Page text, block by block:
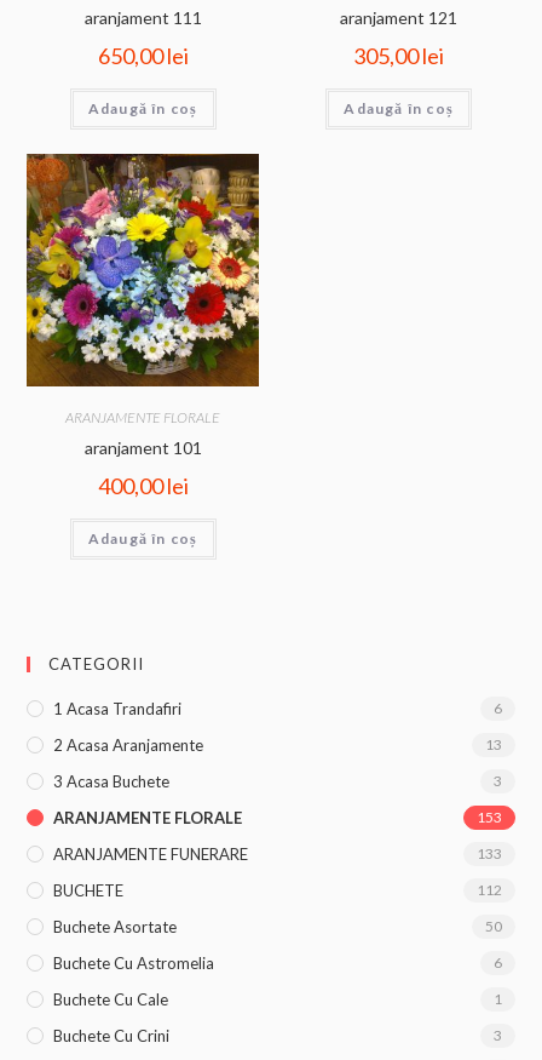
aranjament 111
650,00lei
Adaugă în coș
aranjament 121
305,00lei
Adaugă în coș
ARANJAMENTE FLORALE
aranjament 101
400,00lei
Adaugă în coș
CATEGORII
1 Acasa Trandafiri 6
2 Acasa Aranjamente 13
3 Acasa Buchete 3
ARANJAMENTE FLORALE 153
ARANJAMENTE FUNERARE 133
BUCHETE 112
Buchete Asortate 50
Buchete Cu Astromelia 6
Buchete Cu Cale 1
Buchete Cu Crini 3